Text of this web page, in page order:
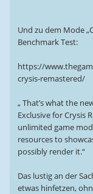
Und zu dem Mode
Benchmark Test:
https://
crysis-remastered/
„ That’s what the
Exclusive for Crysis
unlimited game
resources to
possibly render it.“
Das lustig an der
etwas hinfetzen,